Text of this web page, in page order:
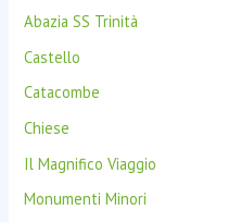
a
:
Abazia SS Trinità
Castello
Catacombe
Chiese
Il Magnifico Viaggio
Monumenti Minori